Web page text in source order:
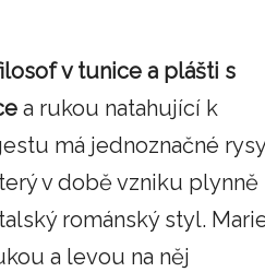
v tunice a plášti s
a rukou natahující k
má jednoznačné rysy
v době vzniku plynně
románský styl.
a levou na něj